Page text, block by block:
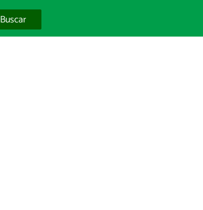
Buscar